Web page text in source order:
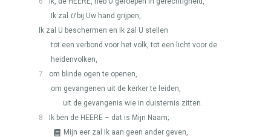
Ik zal Ubij Uw hand grijpen,
Ik zal U beschermen en Ik zal U stellen
tot een verbond voor het volk, tot een licht voor de
heidenvolken,
7
om blinde ogen te openen,
om gevangenen uit de kerker te leiden,
uit de gevangenis wie in duisternis zitten.
8
Ik ben de HEERE – dat is Mijn Naam;
Mijn eer zal Ik aan geen ander geven,